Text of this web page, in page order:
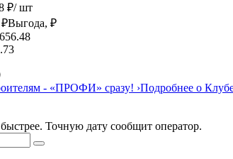
₽/ шт
₽Выгода, ₽
656.48
- «ПРОФИ» сразу! ›Подробнее о
Точную дату сообщит оператор.